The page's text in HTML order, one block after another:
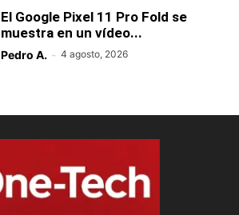
El Google Pixel 11 Pro Fold se
muestra en un vídeo...
Pedro A. - 4 agosto, 2026